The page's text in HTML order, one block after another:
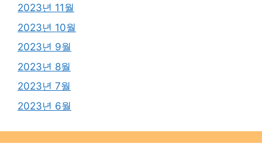
2023년 11월
2023년 10월
2023년 9월
2023년 8월
2023년 7월
2023년 6월